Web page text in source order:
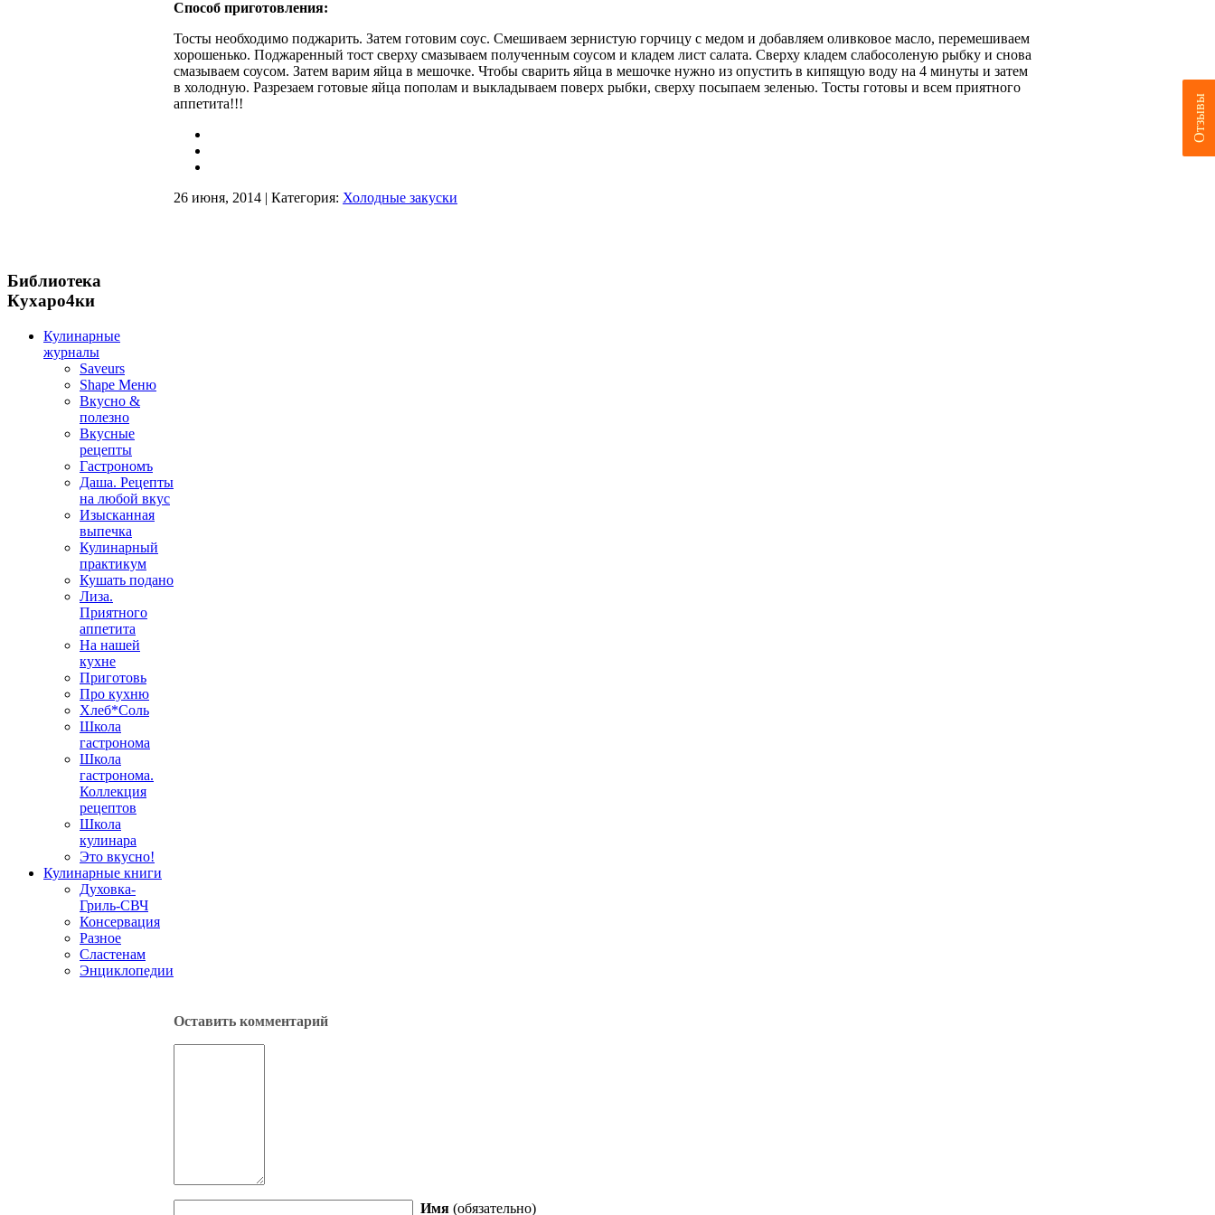
Библиотека
Кухаро4ки
Кулинарные
журналы
Saveurs
Shape Меню
Вкусно &
полезно
Вкусные
рецепты
Гастрономъ
Даша. Рецепты
на любой вкус
Изысканная
выпечка
Кулинарный
практикум
Кушать подано
Лиза.
Приятного
аппетита
На нашей
кухне
Приготовь
Про кухню
Хлеб*Соль
Школа
гастронома
Школа
гастронома.
Коллекция
рецептов
Школа
кулинара
Это вкусно!
Кулинарные книги
Духовка-
Гриль-СВЧ
Консервация
Разное
Сластенам
Энциклопедии
Способ приготовления:
Тосты необходимо поджарить. Затем готовим соус. Смешиваем зернистую горчицу с медом и добавляем оливковое масло, перемешиваем
хорошенько. Поджаренный тост сверху смазываем полученным соусом и кладем лист салата. Сверху кладем слабосоленую рыбку и снова
смазываем соусом. Затем варим яйца в мешочке. Чтобы сварить яйца в мешочке нужно из опустить в кипящую воду на 4 минуты и затем
в холодную. Разрезаем готовые яйца пополам и выкладываем поверх рыбки, сверху посыпаем зеленью. Тосты готовы и всем приятного
аппетита!!!
26 июня, 2014 | Категория: Холодные закуски
Оставить комментарий
Имя (обязательно)
Отзывы